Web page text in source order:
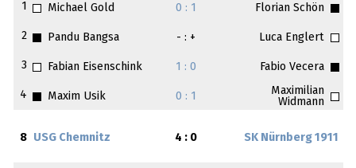
1 Michael Gold 0 : 1 Florian Schön
2 Pandu Bangsa - : + Luca Englert
3 Fabian Eisenschink 1 : 0 Fabio Vecera
4 Maxim Usik 0 : 1
Maximilian
Widmann
8 USG Chemnitz 4 : 0 SK Nürnberg 1911